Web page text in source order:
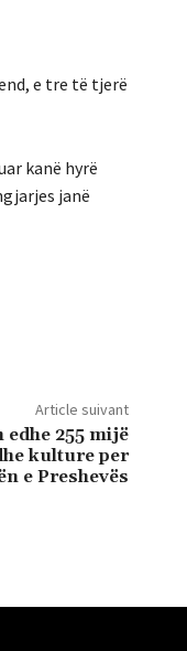
e tre të tjerë
kanë hyrë
janë
Article suivant
255 mijë
kulture per
e Preshevës